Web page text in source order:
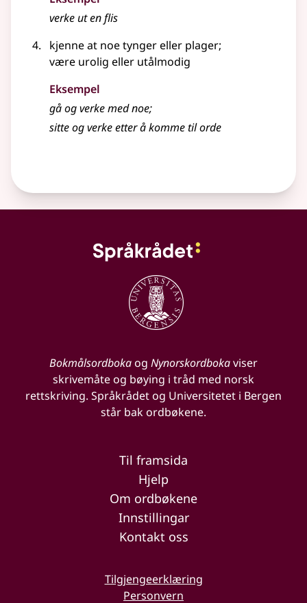
verke ut en flis
kjenne at noe tynger eller plager;
være urolig eller utålmodig
Eksempel
gå ogverkemed noe;
sitte ogverkeetter å komme til orde
Bokmålsordbokaog Nynorskordbokaviser
skrivemåte og bøying i tråd med norsk
rettskriving. Språkrådet og Universitetet i Bergen
står bak ordbøkene.
Til framsida
Hjelp
Om ordbøkene
Innstillingar
Kontakt oss
Tilgjengeerklæring
Personvern